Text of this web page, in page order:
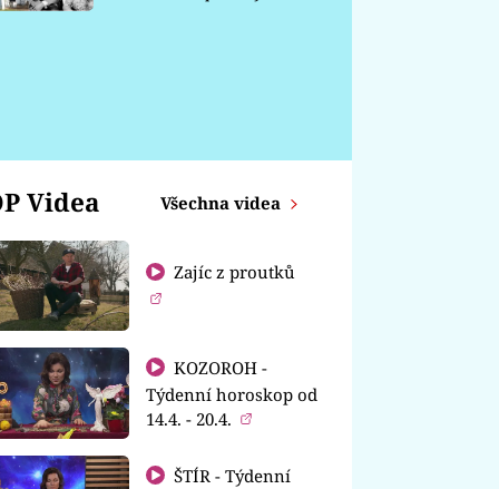
Videa Všechna videa
Zajíc z proutků
KOZOROH -
Týdenní horoskop od
14.4. - 20.4.
ŠTÍR - Týdenní